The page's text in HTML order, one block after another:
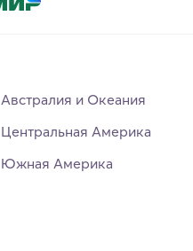
Австралия и Океания
Центральная Америка
Южная Америка